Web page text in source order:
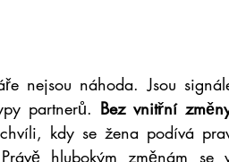
nejsou náhoda. Jsou
partnerů. Bez vnitřní
kdy se žena podívá
hlubokým změnám se